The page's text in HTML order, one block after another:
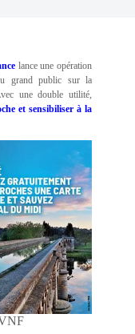
lance une opération
grand public sur la
une double utilité,
et sensibiliser à la